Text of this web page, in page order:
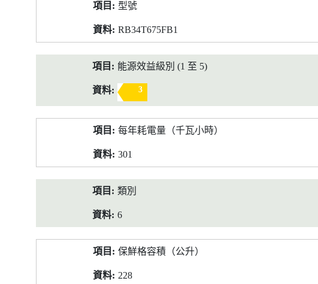
型號
RB34T675FB1
能源效益級別 (1 至 5)
3
每年耗電量（千瓦小時）
301
類別
6
保鮮格容積（公升）
228